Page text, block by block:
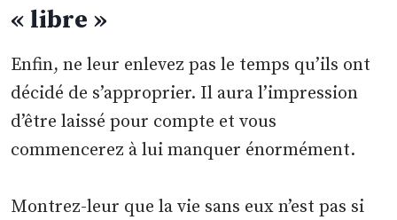
« libre »
Enfin, ne leur enlevez pas le temps qu’ils ont
décidé de s’approprier. Il aura l’impression
d’être laissé pour compte et vous
commencerez à lui manquer énormément.
Montrez-leur que la vie sans eux n’est pas si